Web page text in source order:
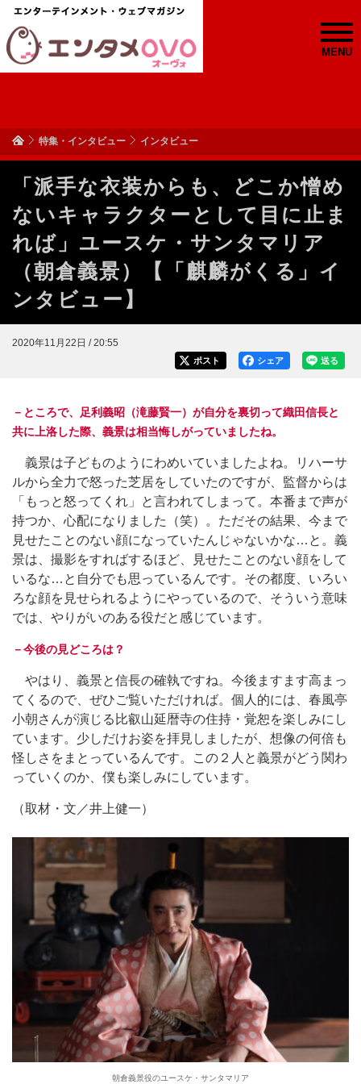
MENU
特集・インタビュー インタビュー
「派手な衣装からも、どこか憎め
ないキャラクターとして目に止ま
れば」ユースケ・サンタマリア
（朝倉義景）【「麒麟がくる」イ
ンタビュー】
2020年11月22日 / 20:55
送る
シェア
ポスト
－ところで、足利義昭（滝藤賢一）が自分を裏切って織田信長と
共に上洛した際、義景は相当悔しがっていましたね。
義景は子どものようにわめいていましたよね。リハーサ
ルから全力で怒った芝居をしていたのですが、監督からは
「もっと怒ってくれ」と言われてしまって。本番まで声が
持つか、心配になりました（笑）。ただその結果、今まで
見せたことのない顔になっていたんじゃないかな…と。義
景は、撮影をすればするほど、見せたことのない顔をして
いるな…と自分でも思っているんです。その都度、いろい
ろな顔を見せられるようにやっているので、そういう意味
では、やりがいのある役だと感じています。
－今後の見どころは？
やはり、義景と信長の確執ですね。今後ますます高まっ
てくるので、ぜひご覧いただければ。個人的には、春風亭
小朝さんが演じる比叡山延暦寺の住持・覚恕を楽しみにし
ています。少しだけお姿を拝見しましたが、想像の何倍も
怪しさをまとっているんです。この２人と義景がどう関わ
っていくのか、僕も楽しみにしています。
（取材・文／井上健一）
朝倉義景役のユースケ・サンタマリア